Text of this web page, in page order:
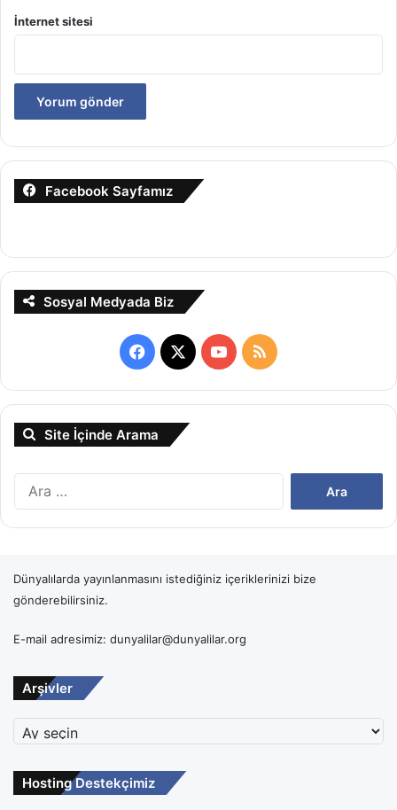
İnternet sitesi
Facebook Sayfamız
Sosyal Medyada Biz
Facebook
X YouTube
RSS
Site İçinde Arama
Dünyalılarda yayınlanmasını istediğiniz içeriklerinizi bize
gönderebilirsiniz.
E-mail adresimiz: dunyalilar@dunyalilar.org
Arşivler Arşivler
Hosting Destekçimiz